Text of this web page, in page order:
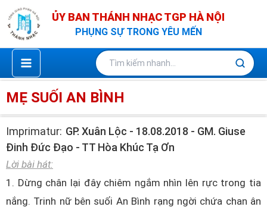
Nhảy
tới
nội
dung
ỦY BAN THÁNH NHẠC TGP HÀ NỘI
PHỤNG SỰ TRONG YÊU MẾN
MẸ SUỐI AN BÌNH
Imprimatur: GP. Xuân Lộc - 18.08.2018 - GM. Giuse
Đinh Đức Đạo - TT Hòa Khúc Tạ Ơn
Lời bài hát:
1. Dừng chân lại đây chiêm ngắm nhìn lên rực trong tia
nắng. Trinh nữ bên suối An Bình rạng ngời chứa chan ân